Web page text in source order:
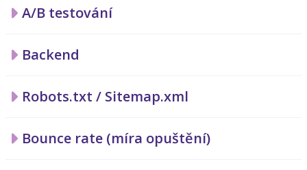
A/B testování
Backend
Robots.txt / Sitemap.xml
Bounce rate (míra opuštění)